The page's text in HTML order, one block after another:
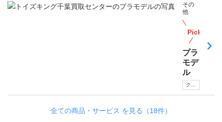
その
他
PickUp
プラ
モデ
ル
全ての商品・サービス を見る（18件）